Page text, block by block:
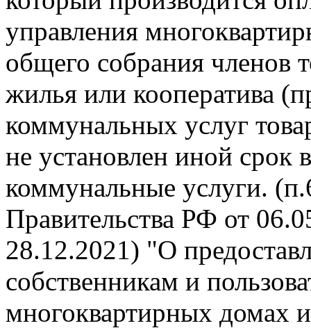
управления
общего собрания членов
жилья или кооператива
коммунальных услуг
не установлен иной срок
коммунальные услуги.
Правительства РФ от
28.12.2021) "О
собственникам и
многоквартирных